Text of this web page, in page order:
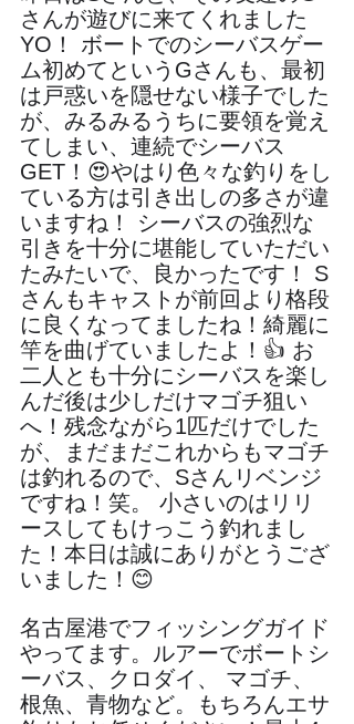
さんが遊びに来てくれました
YO！ ボートでのシーバスゲー
ム初めてというGさんも、最初
は戸惑いを隠せない様子でした
が、みるみるうちに要領を覚え
てしまい、連続でシーバス
GET！😍やはり色々な釣りをし
ている方は引き出しの多さが違
いますね！ シーバスの強烈な
引きを十分に堪能していただい
たみたいで、良かったです！ S
さんもキャストが前回より格段
に良くなってましたね！綺麗に
竿を曲げていましたよ！👍 お
二人とも十分にシーバスを楽し
んだ後は少しだけマゴチ狙い
へ！残念ながら1匹だけでした
が、まだまだこれからもマゴチ
は釣れるので、Sさんリベンジ
ですね！笑。 小さいのはリリ
ースしてもけっこう釣れまし
た！本日は誠にありがとうござ
いました！😊
名古屋港でフィッシングガイド
やってます。ルアーでボートシ
ーバス、クロダイ、 マゴチ、
根魚、青物など。もちろんエサ